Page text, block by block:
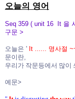
오늘의 영어
Seq 359 ( unit 16 It 을
구문 >
오늘은 ' It ...... 명사절
문이란,
우리가 작문등에서 많이
예문>